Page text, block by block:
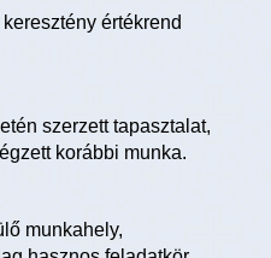
értékrend
szerzett tapasztalat,
korábbi munka.
munkahely,